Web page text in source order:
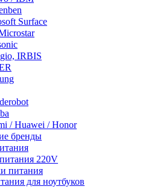
Surface
IRBIS
/ Huawei / Honor
бренды
220V
питания
для ноутбуков